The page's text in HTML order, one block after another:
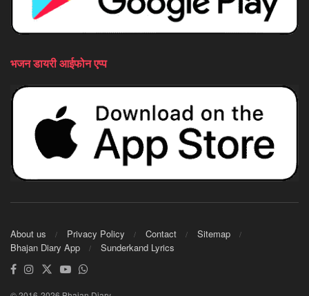
भजन डायरी आईफोन एप्प
About us Privacy Policy Contact
Sitemap
Bhajan Diary App
Sunderkand Lyrics